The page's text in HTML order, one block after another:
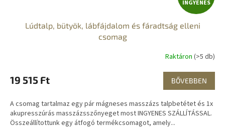
N
Y
E
N
E
INGYENES
Lúdtalp, bütyök, lábfájdalom és fáradtság elleni
csomag
Raktáron (>5 db)
19 515 Ft BŐVEBBEN
A csomag tartalmaz egy pár mágneses masszázs talpbetétet és 1x
akupresszúrás masszázsszőnyeget most INGYENES SZÁLLÍTÁSSAL.
Összeállítottunk egy átfogó termékcsomagot, amely...